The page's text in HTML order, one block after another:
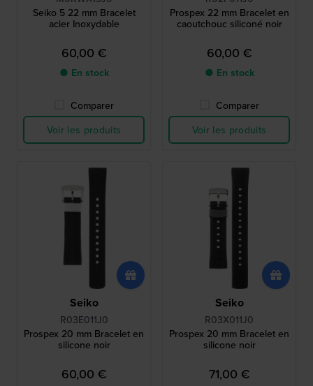
Seiko 5 22 mm Bracelet
acier Inoxydable
60,00 €
● En stock
Comparer
Voir les produits
Prospex 22 mm Bracelet en
caoutchouc siliconé noir
60,00 €
● En stock
Comparer
Voir les produits
Seiko
R03E011J0
Prospex 20 mm Bracelet en
silicone noir
60,00 €
Seiko
R03X011J0
Prospex 20 mm Bracelet en
silicone noir
71,00 €